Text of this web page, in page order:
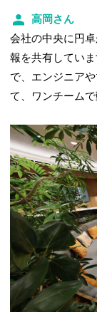
高岡さん
会社の中央に円
報を共有してい
で、エンジニア
て、ワンチームで